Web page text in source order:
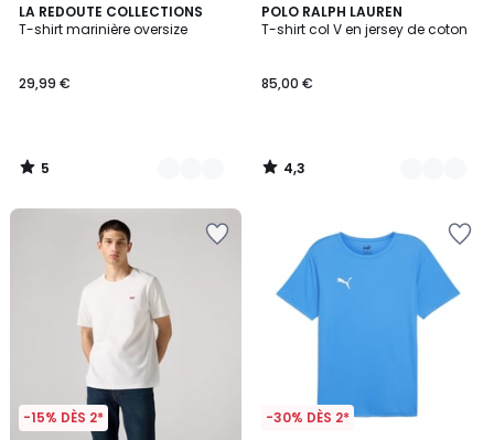
LA REDOUTE COLLECTIONS
T-shirt marinière oversize
29,99 €
5
/
2
Couleurs
5
/
POLO RALPH LAUREN
T-shirt col V en jersey de coton
85,00 €
4,3
/ 5
4
Couleurs
4,3
/
-15% DÈS 2* -30% DÈS 2*